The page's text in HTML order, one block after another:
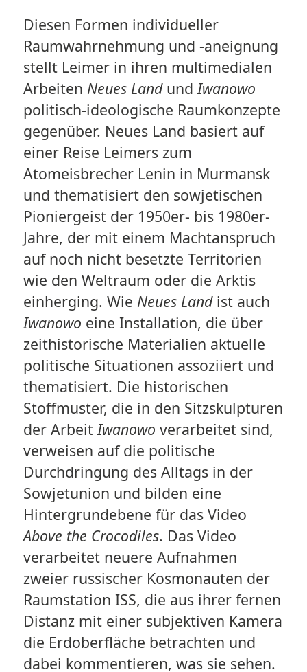
Diesen Formen individueller
Raumwahrnehmung und -aneignung
stellt Leimer in ihren multimedialen
Arbeiten Neues LandundIwanowo
politisch-ideologische Raumkonzepte
gegenüber. Neues Land basiert auf
einer Reise Leimers zum
Atomeisbrecher Lenin in Murmansk
und thematisiert den sowjetischen
Pioniergeist der 1950er- bis 1980er-
Jahre, der mit einem Machtanspruch
auf noch nicht besetzte Territorien
wie den Weltraum oder die Arktis
einherging. Wie Neues Landist auch
Iwanowo eine Installation, die über
zeithistorische Materialien aktuelle
politische Situationen assoziiert und
thematisiert. Die historischen
Stoffmuster, die in den Sitzskulpturen
der ArbeitIwanowo verarbeitet sind,
verweisen auf die politische
Durchdringung des Alltags in der
Sowjetunion und bilden eine
Hintergrundebene für das Video
Above the Crocodiles. Das Video
verarbeitet neuere Aufnahmen
zweier russischer Kosmonauten der
Raumstation ISS, die aus ihrer fernen
Distanz mit einer subjektiven Kamera
die Erdoberfläche betrachten und
dabei kommentieren, was sie sehen.